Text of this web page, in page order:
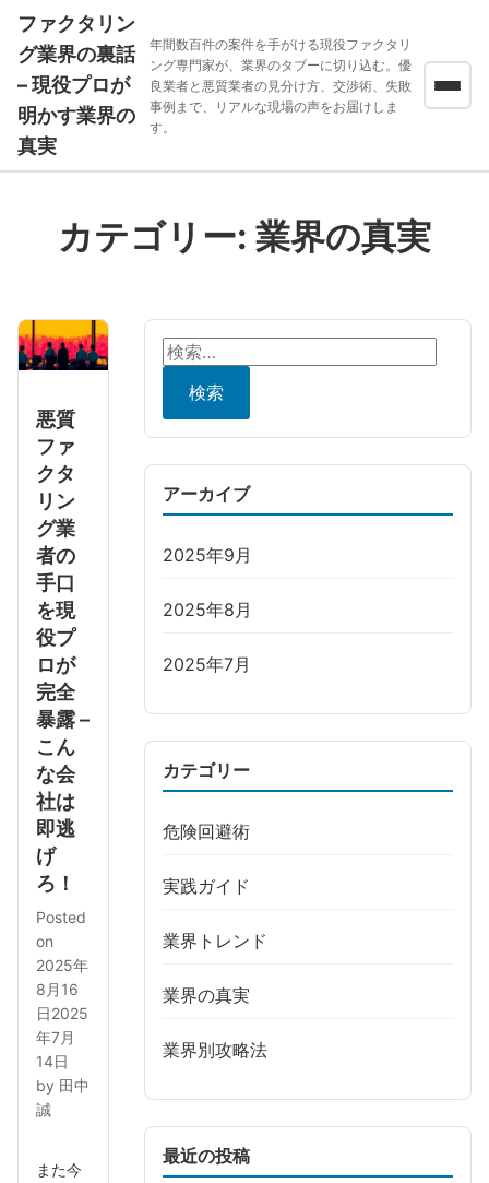
ファクタリン
グ業界の裏話
– 現役プロが
明かす業界の
真実
年間数百件の案件を手がける現役ファクタリ
ング専門家が、業界のタブーに切り込む。優
良業者と悪質業者の見分け方、交渉術、失敗
事例まで、リアルな現場の声をお届けしま
す。
カテゴリー: 業界の真実
悪質
ファ
クタ
リン
グ業
者の
手口
を現
役プ
ロが
完全
暴露 –
こん
な会
社は
即逃
げ
ろ！
Posted
on
2025年
8月16
日2025
年7月
14日
by 田中
誠
また今
検
アーカイブ
2025年9月
2025年8月
2025年7月
カテゴリー
危険回避術
実践ガイド
業界トレンド
業界の真実
業界別攻略法
最近の投稿